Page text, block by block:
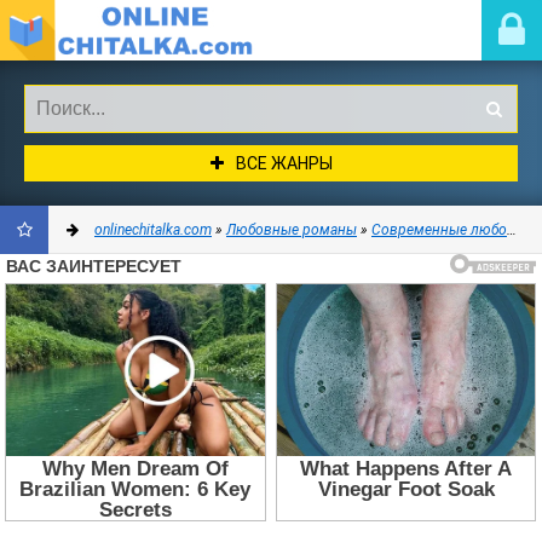
ВСЕ ЖАНРЫ
ДОБАВИТЬ
В
ЗАКЛАДКИ
onlinechitalka.com »Любовные романы » Современные любовные романы